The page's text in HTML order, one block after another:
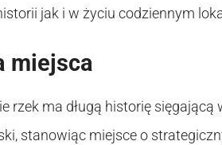
jak i w życiu codziennym
miejsca
rzek ma długą historię
stanowiąc miejsce o